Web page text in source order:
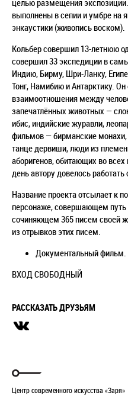
выполнены в сепии и умбре на
энкаустики (живопись воском).
Кольберсовершил 13-летнюю
совершил 33 экспедиции в
Индию, Бирму, Шри-Ланку,
Тонг, Намибию и Антарктику.
взаимоотношения между
запечатлённых животных —
ибис, индийские журавли,
фильмов — бирманские
танце дервиши, люди из
аборигенов, обитающих во
день автору довелось
Название проекта отсылает к
персонаже, совершающем путь
сочиняющем 365 писем своей
из отрывков этих писем.
Документальный
ВХОД СВОБОДНЫЙ
РАССКАЗАТЬ ДРУЗЬЯМ
Центр современного искусства «Заря»